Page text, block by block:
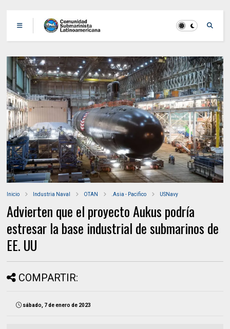
Inicio Industria Naval OTAN .Asia - Pacifico USNavy
Advierten que el proyecto Aukus podría
estresar la base industrial de submarinos de
EE. UU
COMPARTIR:
sábado, 7 de enero de 2023